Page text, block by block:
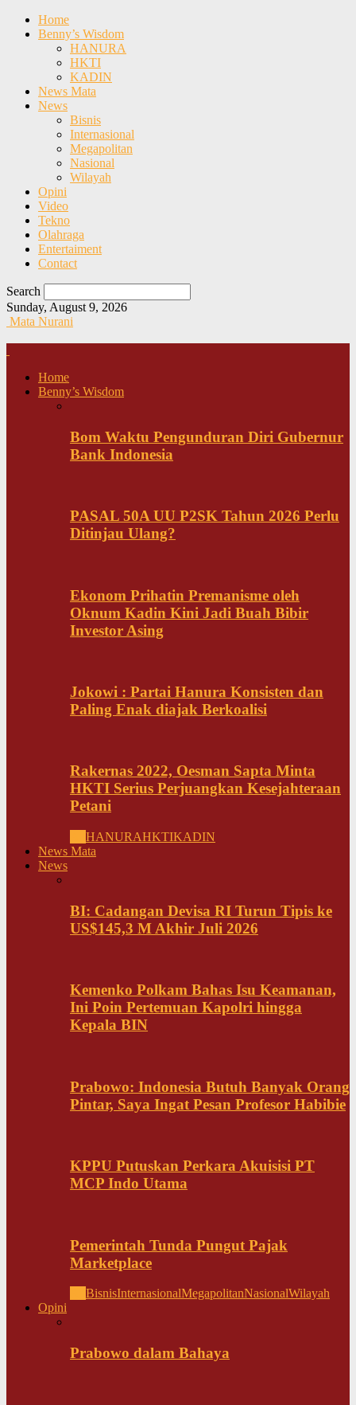
Home
Benny’s Wisdom
HANURA
HKTI
KADIN
News Mata
News
Bisnis
Internasional
Megapolitan
Nasional
Wilayah
Opini
Video
Tekno
Olahraga
Entertaiment
Contact
Search
Sunday, August 9, 2026
Mata Nurani
Home
Benny’s Wisdom
Bom Waktu Pengunduran Diri Gubernur
Bank Indonesia
PASAL 50A UU P2SK Tahun 2026 Perlu
Ditinjau Ulang?
Ekonom Prihatin Premanisme oleh
Oknum Kadin Kini Jadi Buah Bibir
Investor Asing
Jokowi : Partai Hanura Konsisten dan
Paling Enak diajak Berkoalisi
Rakernas 2022, Oesman Sapta Minta
HKTI Serius Perjuangkan Kesejahteraan
Petani
HANURAHKTIKADIN
News Mata
News
BI: Cadangan Devisa RI Turun Tipis ke
US$145,3 M Akhir Juli 2026
Kemenko Polkam Bahas Isu Keamanan,
Ini Poin Pertemuan Kapolri hingga
Kepala BIN
Prabowo: Indonesia Butuh Banyak Orang
Pintar, Saya Ingat Pesan Profesor Habibie
KPPU Putuskan Perkara Akuisisi PT
MCP Indo Utama
Pemerintah Tunda Pungut Pajak
Marketplace
BisnisInternasionalMegapolitanNasionalWilayah
Opini
Prabowo dalam Bahaya